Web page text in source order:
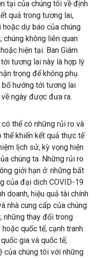
tại của chúng tôi về định
quả trong tương lai,
dự báo của chúng
không liên quan
hiện tại. Ban Giám
tương lai này là hợp lý
trọng để không phụ
bố hướng tới tương lai
ngày được đưa ra.
thể có những rủi ro và
khiến kết quả thực tế
lịch sử, kỳ vọng hiện
chúng ta. Những rủi ro
giới hạn ở: những bất
của đại dịch COVID-19
doanh, hiệu quả tài chính
nhà cung cấp của chúng
những thay đổi trong
quốc tế; cạnh tranh
gia và quốc tế;
của chúng tôi với những